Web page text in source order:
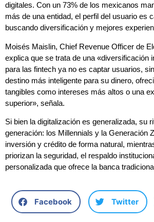
digitales. Con un 73% de los mexicanos
más de una entidad, el perfil del usuario es
buscando diversificación y mejores
Moisés Maislin, Chief Revenue Officer de
explica que se trata de una «diversificación
para las fintech ya no es captar usuarios,
destino más inteligente para su dinero,
tangibles como intereses más altos o una
superior», señala.
Si bien la digitalización es generalizada, su
generación: los Millennials y la Generación
inversión y crédito de forma natural,
priorizan la seguridad, el respaldo
personalizada que ofrece la banca
Facebook Twitter